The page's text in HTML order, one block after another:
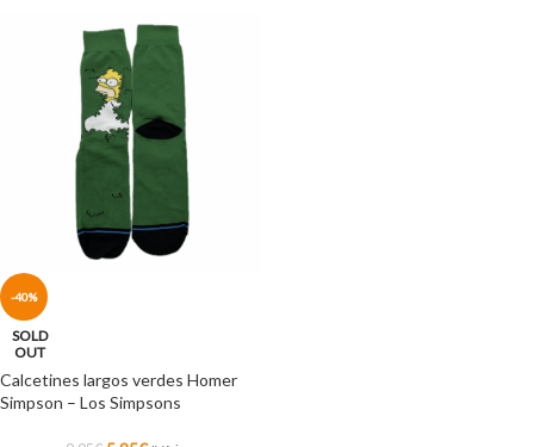
-40%
SOLD
OUT
Calcetines largos verdes Homer
Simpson – Los Simpsons